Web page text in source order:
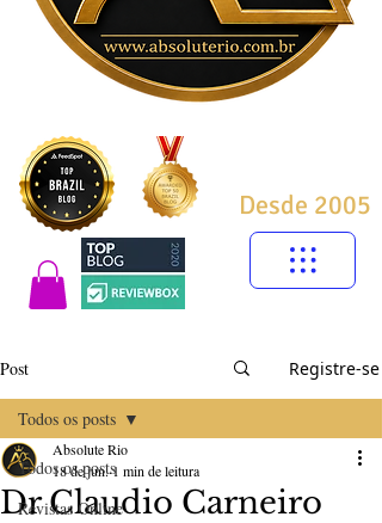
Desde 2005
Post Registre-se
Todos os posts
Revistas Online
Todos os posts
Dr Claudio Carneiro
Absolute Rio
18 de jun.1 min de leitura